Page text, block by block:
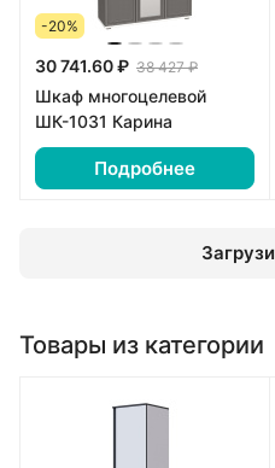
-20%
30 741.60 ₽ 38 427 ₽
Шкаф многоцелевой
ШК-1031 Карина
Подробнее
Товары из категории